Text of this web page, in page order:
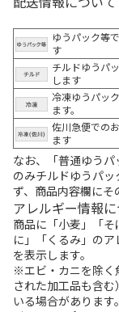
ゆうパック等
す
チルドゆうパ
します
冷凍ゆうパッ
ます。
佐川急便での
ます
なお、「普通ゆう
のみチルドゆうパ
ず、商品内容欄にそ
アレルギー情報
商品に「小麦」「
に」「くるみ」の
を表示します。
※エビ・カニを除く
された加工品も含
いる場合がありま